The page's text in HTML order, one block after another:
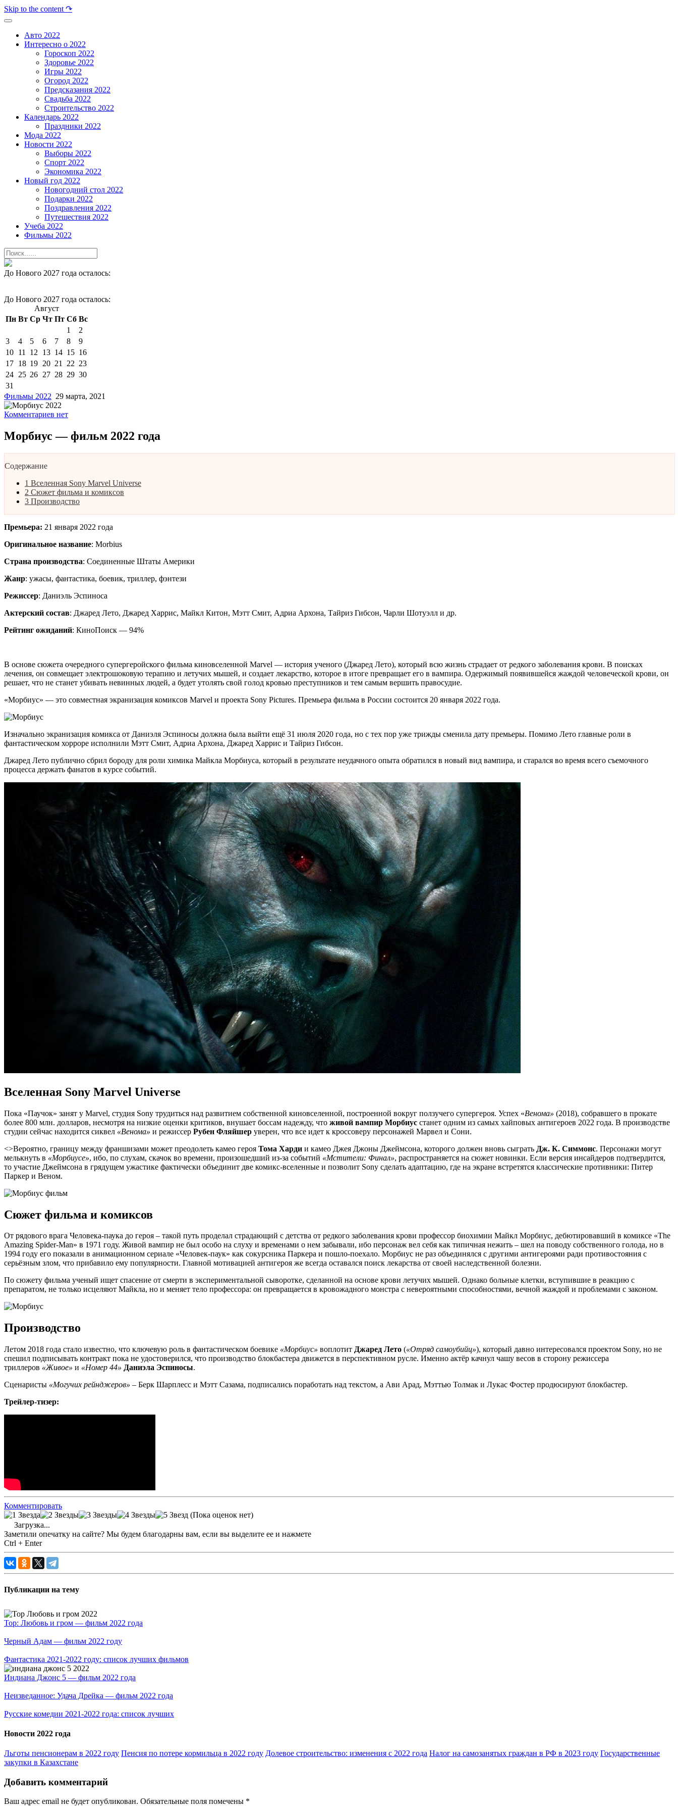
Skip to the content ↷
Авто 2022
Интересно о 2022
Гороскоп 2022
Здоровье 2022
Игры 2022
Огород 2022
Предсказания 2022
Свадьба 2022
Строительство 2022
Календарь 2022
Праздники 2022
Мода 2022
Новости 2022
Выборы 2022
Спорт 2022
Экономика 2022
Новый год 2022
Новогодний стол 2022
Подарки 2022
Поздравления 2022
Путешествия 2022
Учеба 2022
Фильмы 2022
До Нового 2027 года осталось:
До Нового 2027 года осталось:
Август
Пн Вт Ср Чт Пт Сб Вс
1
2
3
4 5 6 7 8
9
10 11 12 13 14 15 16
17 18 19 20 21 22 23
24 25 26 27 28 29 30
31
Фильмы 2022 29 марта, 2021
Комментариев нет
Морбиус — фильм 2022 года
Содержание
1 Вселенная Sony Marvel Universe
2 Сюжет фильма и комиксов
3 Производство
Премьера: 21 января 2022 года
Оригинальное название: Morbius
Страна производства: Соединенные Штаты Америки
Жанр: ужасы, фантастика, боевик, триллер, фэнтези
Режиссер: Даниэль Эспиноса
Актерский состав: Джаред Лето, Джаред Харрис, Майкл Китон, Мэтт Смит, Адриа Архона, Тайриз Гибсон, Чарли Шотуэлл и др.
Рейтинг ожиданий: КиноПоиск — 94%
В основе сюжета очередного супергеройского фильма киновселенной Marvel — история ученого (Джаред Лето), который всю жизнь страдает от редкого заболевания крови. В поисках
лечения, он совмещает электрошоковую терапию и летучих мышей, и создает лекарство, которое в итоге превращает его в вампира. Одержимый появившейся жаждой человеческой крови, он
решает, что не станет убивать невинных людей, а будет утолять свой голод кровью преступников и тем самым вершить правосудие.
«Морбиус» — это совместная экранизация комиксов Marvel и проекта Sony Pictures. Премьера фильма в России состоится 20 января 2022 года.
Изначально экранизация комикса от Даниэля Эспиносы должна была выйти ещё 31 июля 2020 года, но с тех пор уже трижды сменила дату премьеры. Помимо Лето главные роли в
фантастическом хорроре исполнили Мэтт Смит, Адриа Архона, Джаред Харрис и Тайриз Гибсон.
Джаред Лето публично сбрил бороду для роли химика Майкла Морбиуса, который в результате неудачного опыта обратился в новый вид вампира, и старался во время всего съемочного
процесса держать фанатов в курсе событий.
Вселенная Sony Marvel Universe
Пока «Паучок» занят у Marvel, студия Sony трудиться над развитием собственной киновселенной, построенной вокруг ползучего супергероя. Успех «Венома» (2018), собравшего в прокате
более 800 млн. долларов, несмотря на низкие оценки критиков, внушает боссам надежду, что живой вампир Морбиус станет одним из самых хайповых антигероев 2022 года. В производстве
студии сейчас находится сиквел «Венома» и режиссер Рубен Фляйшер уверен, что все идет к кроссоверу персонажей Марвел и Сони.
<>Вероятно, границу между франшизами может преодолеть камео героя Тома Харди и камео Джея Джоны Джеймсона, которого должен вновь сыграть Дж. К. Симмонс. Персонажи могут
мелькнуть в «Морбиусе», ибо, по слухам, скачок во времени, произошедший из-за событий «Мстители: Финал», распространяется на сюжет новинки. Если версия инсайдеров подтвердится,
то участие Джеймсона в грядущем ужастике фактически объединит две комикс-вселенные и позволит Sony сделать адаптацию, где на экране встретятся классические противники: Питер
Паркер и Веном.
Сюжет фильма и комиксов
От рядового врага Человека-паука до героя – такой путь проделал страдающий с детства от редкого заболевания крови профессор биохимии Майкл Морбиус, дебютировавший в комиксе «The
Amazing Spider-Man» в 1971 году. Живой вампир не был особо на слуху и временами о нем забывали, ибо персонаж вел себя как типичная нежить – шел на поводу собственного голода, но в
1994 году его показали в анимационном сериале «Человек-паук» как сокурсника Паркера и пошло-поехало. Морбиус не раз объединялся с другими антигероями ради противостояния с
серьёзным злом, что прибавило ему популярности. Главной мотивацией антигероя же всегда оставался поиск лекарства от своей наследственной болезни.
По сюжету фильма ученый ищет спасение от смерти в экспериментальной сыворотке, сделанной на основе крови летучих мышей. Однако больные клетки, вступившие в реакцию с
препаратом, не только исцеляют Майкла, но и меняет тело профессора: он превращается в кровожадного монстра с невероятными способностями, вечной жаждой и проблемами с законом.
Производство
Летом 2018 года стало известно, что ключевую роль в фантастическом боевике «Морбиус» воплотит Джаред Лето («Отряд самоубийц»), который давно интересовался проектом Sony, но не
спешил подписывать контракт пока не удостоверился, что производство блокбастера движется в перспективном русле. Именно актёр качнул чашу весов в сторону режиссера
триллеров «Живое» и «Номер 44» Даниэла Эспиносы.
Сценаристы «Могучих рейнджеров» – Берк Шарплесс и Мэтт Сазама, подписались поработать над текстом, а Ави Арад, Мэттью Толмак и Лукас Фостер продюсируют блокбастер.
Трейлер-тизер:
Комментировать
(Пока оценок нет)
Загрузка...
Заметили опечатку на сайте? Мы будем благодарны вам, если вы выделите ее и нажмете
Ctrl + Enter
Публикации на тему
Тор: Любовь и гром — фильм 2022 года
Черный Адам — фильм 2022 году
Фантастика 2021-2022 году: список лучших фильмов
Индиана Джонс 5 — фильм 2022 года
Неизведанное: Удача Дрейка — фильм 2022 года
Русские комедии 2021-2022 года: список лучших
Новости 2022 года
Льготы пенсионерам в 2022 году Пенсия по потере кормильца в 2022 году Долевое строительство: изменения с 2022 года Налог на самозанятых граждан в РФ в 2023 году Государственные
закупки в Казахстане
Добавить комментарий
Ваш адрес email не будет опубликован. Обязательные поля помечены *